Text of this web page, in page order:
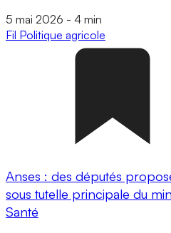
5 mai 2026 - 4 min
Fil Politique agricole
Anses : des députés
sous tutelle principale du
Santé